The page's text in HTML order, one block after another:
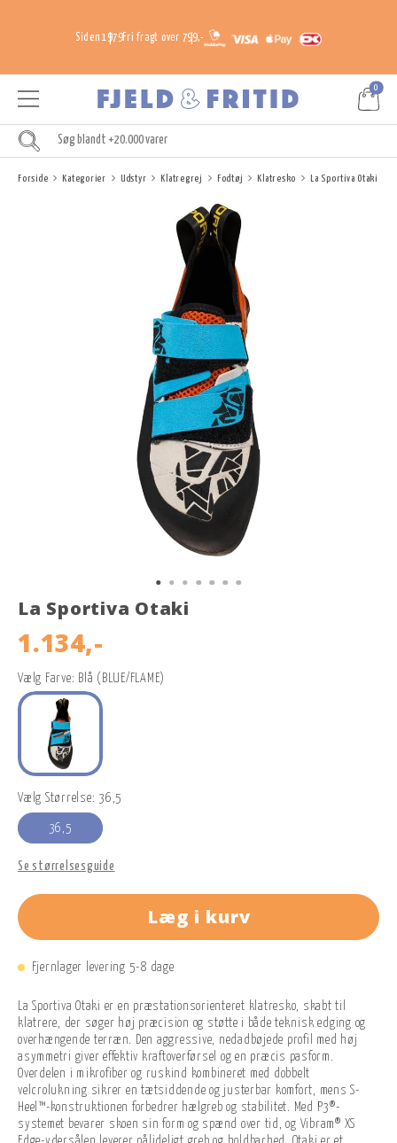
Siden 1979Fri fragt over 799,-
0
Forside Kategorier Udstyr Klatregrej Fodtøj Klatresko La Sportiva Otaki
La Sportiva Otaki
1.134,-
Vælg Farve: Blå (BLUE/FLAME)
Vælg Størrelse: 36,5
36,5
Se størrelsesguide
Læg i kurv
Fjernlager levering 5-8 dage
La Sportiva Otaki er en præstationsorienteret klatresko, skabt til
klatrere, der søger høj præcision og støtte i både teknisk edging og
overhængende terræn. Den aggressive, nedadbøjede profil med høj
asymmetri giver effektiv kraftoverførsel og en præcis pasform.
Overdelen i mikrofiber og ruskind kombineret med dobbelt
velcrolukning sikrer en tætsiddende og justerbar komfort, mens S-
Heel™-konstruktionen forbedrer hælgreb og stabilitet. Med P3®-
systemet bevarer skoen sin form og spænd over tid, og Vibram® XS